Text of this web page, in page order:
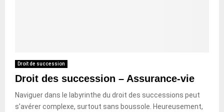
Droit de succession
Droit des succession – Assurance-vie
Naviguer dans le labyrinthe du droit des successions peut
s’avérer complexe, surtout sans boussole. Heureusement,